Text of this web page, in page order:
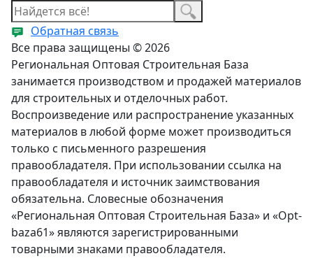
Обратная связь
Все права защищены © 2026
Региональная Оптовая Строительная База
занимается производством и продажей материалов
для строительных и отделочных работ.
Воспроизведение или распространение указанных
материалов в любой форме может производиться
только с письменного разрешения
правообладателя. При использовании ссылка на
правообладателя и источник заимствования
обязательна. Словесные обозначения
«Региональная Оптовая Строительная База» и «Opt-
baza61» являются зарегистрированными
товарными знаками правообладателя.